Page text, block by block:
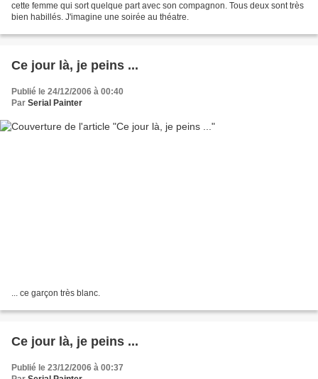
cette femme qui sort quelque part avec son compagnon. Tous deux sont très
bien habillés. J'imagine une soirée au théatre.
Ce jour là, je peins ...
Publié le 24/12/2006 à 00:40
Par Serial Painter
... ce garçon très blanc.
Ce jour là, je peins ...
Publié le 23/12/2006 à 00:37